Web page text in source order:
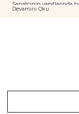
Sanatçının yapıtlarında
dünyası, ince bir gravür
Devamını Oku